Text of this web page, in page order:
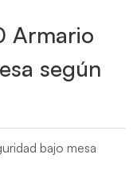
Armario
según
bajo mesa